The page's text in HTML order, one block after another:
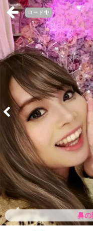
ロード中
鼻の